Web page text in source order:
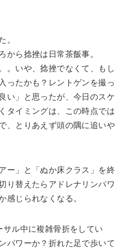
ら捻挫は日常茶飯事。
。いや、捻挫でなくて、もし
ったかも？レントゲンを撮っ
い」と思ったが、今日のスケ
タイミングは、この時点では
、とりあえず頭の隅に追いや
ー」と「ぬか床クラス」を終
り替えたらアドレナリンパワ
感じられなくなる。
ル中に複雑骨折をしてい
パワーか？折れた足で歩いて